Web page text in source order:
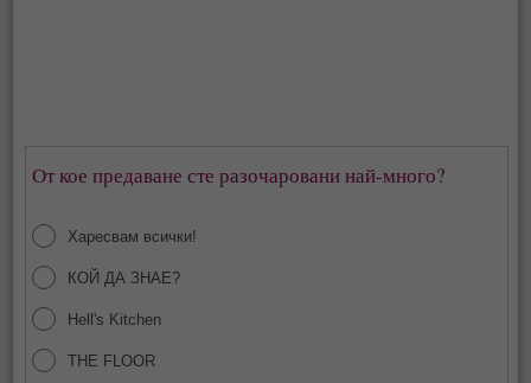
От кое предаване сте разочаровани най-много?
Харесвам всички!
КОЙ ДА ЗНАЕ?
Hell's Kitchen
THE FLOOR